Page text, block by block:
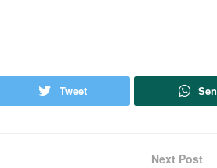
Tweet
Next Post